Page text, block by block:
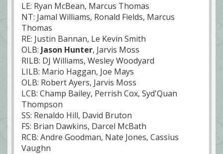
LE: Ryan McBean, Marcus Thomas
NT: Jamal Williams, Ronald Fields, Marcus
Thomas
RE: Justin Bannan, Le Kevin Smith
OLB: Jason Hunter, Jarvis Moss
RILB: DJ Williams, Wesley Woodyard
LILB: Mario Haggan, Joe Mays
OLB: Robert Ayers, Jarvis Moss
LCB: Champ Bailey, Perrish Cox, Syd'Quan
Thompson
SS: Renaldo Hill, David Bruton
FS: Brian Dawkins, Darcel McBath
RCB: Andre Goodman, Nate Jones, Cassius
Vaughn